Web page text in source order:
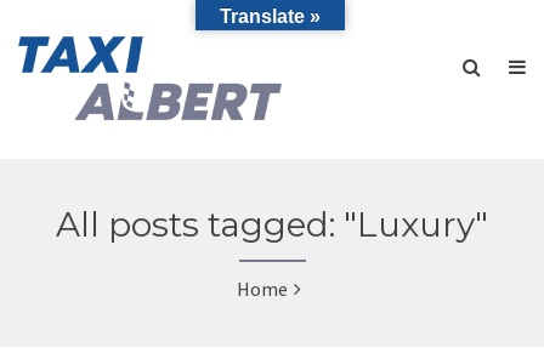
All posts tagged: "Luxury"
Home
Translate »